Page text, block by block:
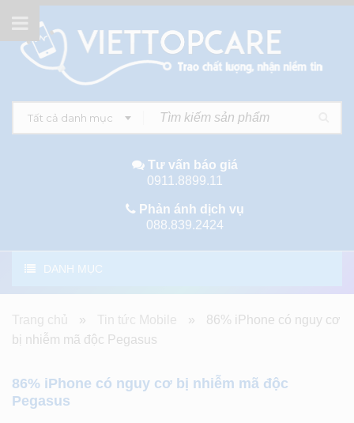
Tất cả danh mục
Tư vấn báo giá
0911.8899.11
Phản ánh dịch vụ
088.839.2424
DANH MỤC
Trang chủ » Tin tức Mobile »
86% iPhone có nguy cơ
bị nhiễm mã độc Pegasus
86% iPhone có nguy cơ bị nhiễm mã độc
Pegasus